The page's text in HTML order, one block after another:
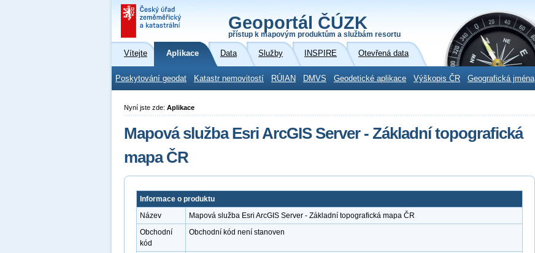
Geoportál ČÚZK
přístup k mapovým produktům a službám resortu
Vítejte Aplikace Data Služby INSPIRE Otevřená data
Poskytování geodat Katastr nemovitostí RÚIAN DMVS Geodetické aplikace Výškopis ČR Geografická jména
Nyní jste zde: Aplikace
Mapová služba Esri ArcGIS Server - Základní topografická
mapa ČR
Informace o produktu
Název
Mapová služba Esri ArcGIS Server - Základní topografická mapa ČR
Obchodní
kód
Obchodní kód není stanoven